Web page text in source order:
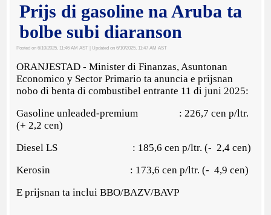
Prijs di gasoline na Aruba ta
bolbe subi diaranson
Posted on 6/10/2025, 11:46 AM AST | Updated on 6/10/2025, 11:47 AM AST
ORANJESTAD - Minister di Finanzas, Asuntonan
Economico y Sector Primario ta anuncia e prijsnan
nobo di benta di combustibel entrante 11 di juni 2025:
Gasoline unleaded-premium : 226,7 cen p/ltr.
(+ 2,2 cen)
Diesel LS : 185,6 cen p/ltr. (- 2,4 cen)
Kerosin : 173,6 cen p/ltr. (- 4,9 cen)
E prijsnan ta inclui BBO/BAZV/BAVP